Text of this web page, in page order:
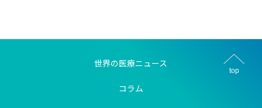
top
世界の医療ニュース
コラム